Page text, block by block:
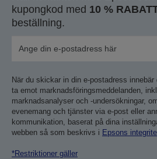
kupongkod med 10 %
beställning.
När du skickar in din e-postadress
ta emot marknadsföringsmeddelanden,
marknadsanalyser och -undersökningar,
evenemang och tjänster via e-post eller
kommunikation, baserat på dina
webben så som beskrivs i Epsons
*Restriktioner gäller